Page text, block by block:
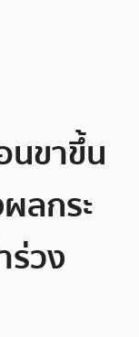
นขาขึ้น
ลกระ
วง